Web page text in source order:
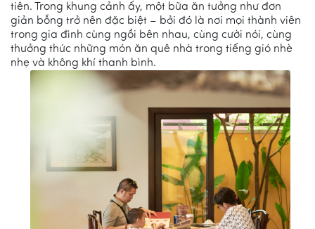
tiên. Trong khung cảnh ấy, một bữa ăn tưởng như đơn
giản bỗng trở nên đặc biệt – bởi đó là nơi mọi thành viên
trong gia đình cùng ngồi bên nhau, cùng cười nói, cùng
thưởng thức những món ăn quê nhà trong tiếng gió nhè
nhẹ và không khí thanh bình.